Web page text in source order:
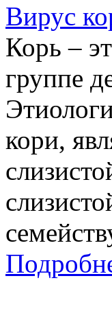
Вирус
Корь –
группе
кори,